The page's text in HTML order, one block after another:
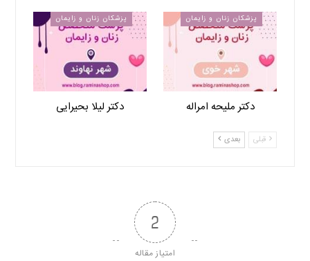
پزشکان زنان و زایمان
دکتر ملیحه امراله
پزشکان زنان و زایمان
دکتر لیلا بحیرایی
قبلی بعدی
2
امتیاز مقاله